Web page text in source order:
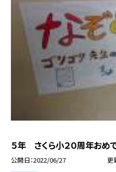
５年 さくら小２０周年おめ
公開日 2022/06/27 更